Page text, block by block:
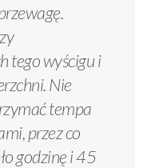
tego wyścigu i
Nie
tempa
przez co
godzinę i 45